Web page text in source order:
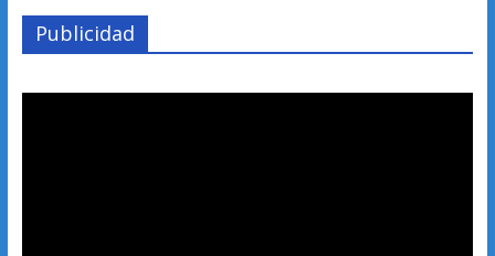
Publicidad